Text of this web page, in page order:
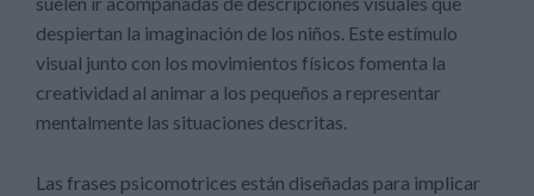
despiertan la imaginación de los niños. Este estímulo
visual junto con los movimientos físicos fomenta la
creatividad al animar a los pequeños a representar
mentalmente las situaciones descritas.
Las frases psicomotrices están diseñadas para implicar